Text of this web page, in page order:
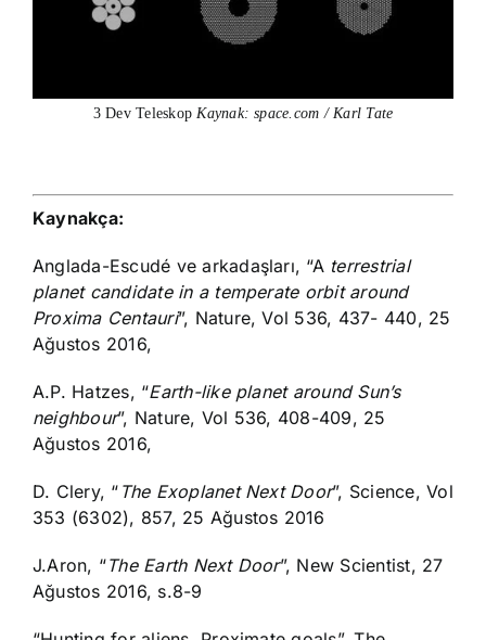
3 Dev Teleskop Kaynak: space.com / Karl Tate
Kaynakça:
Anglada-Escudé ve arkadaşları, “A terrestrial
planet candidate in a temperate orbit around
Proxima Centauri”, Nature, Vol 536, 437- 440, 25
Ağustos 2016,
A.P. Hatzes, “Earth-like planet around Sun’s
neighbour”, Nature, Vol 536, 408-409, 25
Ağustos 2016,
D. Clery, “ The Exoplanet Next Door”, Science, Vol
353 (6302), 857, 25 Ağustos 2016
J.Aron, “The Earth Next Door”, New Scientist, 27
Ağustos 2016, s.8-9